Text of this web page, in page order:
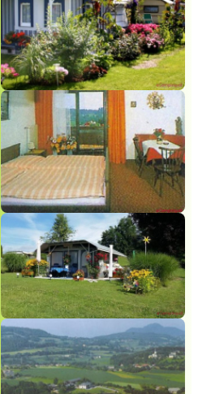
Termin ab 2026-08-05 |Gasthof
Staud'nwirt
1 db motorhome12 person